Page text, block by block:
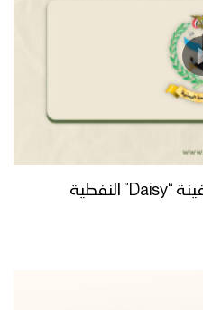
القوات المسلحة تستهدف سفينة “Daisy” النفطية